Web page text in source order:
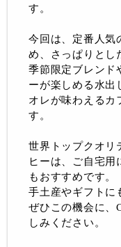
す。
今回は、定番人気
め、さっぱりとし
季節限定ブレンド
ーが楽しめる水出
オレが味わえるカ
す。
世界トップクオリ
ヒーは、ご自宅用
もおすすめです
手土産やギフトに
ぜひこの機会に、
しみください。